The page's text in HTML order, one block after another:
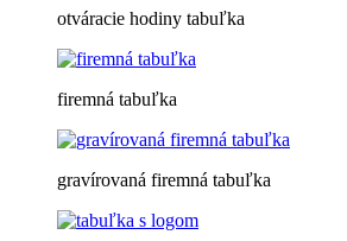
otváracie hodiny tabuľka
firemná tabuľka
gravírovaná firemná tabuľka